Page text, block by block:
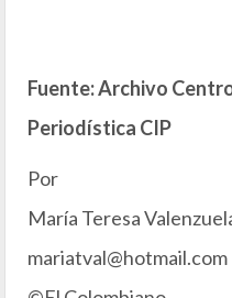
Fuente: Archivo
Periodística CIP
Por
María Teresa
mariatval@hotmail.com